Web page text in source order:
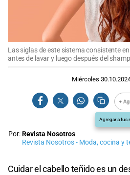
Las siglas de este sistema consistente
antes de lavar y luego después del
Miércoles
+
Agregar a tus
Por:Revista Nosotros
Revista Nosotros - Moda, cocina y
Cuidar el cabello teñido es un